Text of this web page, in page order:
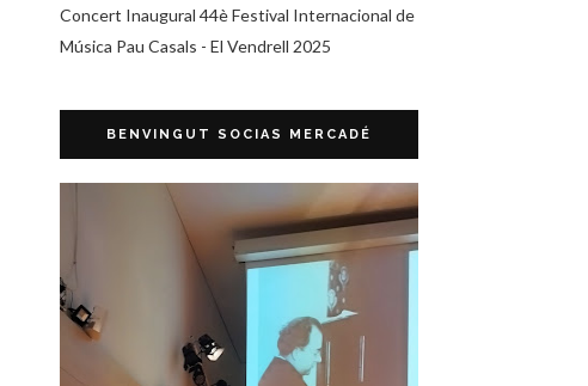
Concert Inaugural 44è Festival Internacional de
Música Pau Casals - El Vendrell 2025
BENVINGUT SOCIAS MERCADÉ